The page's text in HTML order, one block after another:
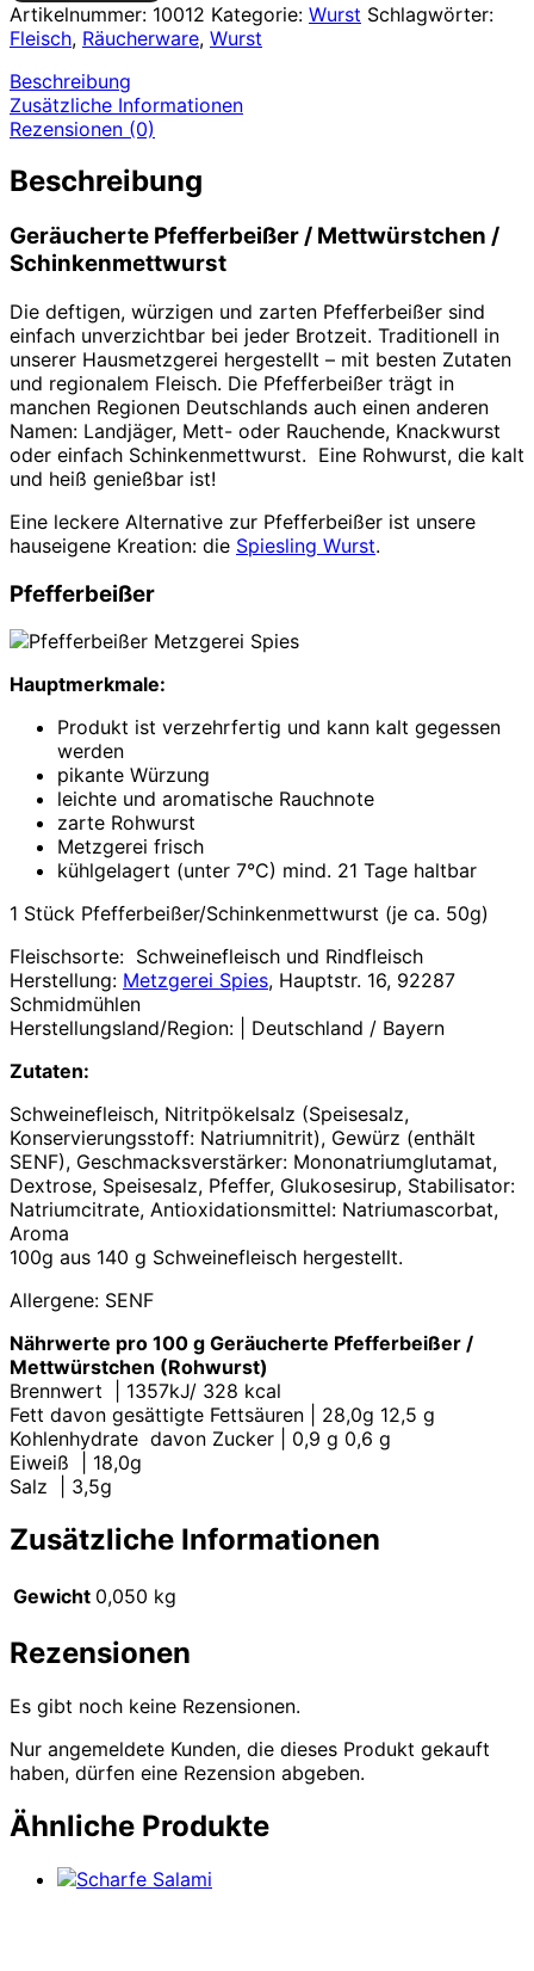
Artikelnummer: 10012 Kategorie: Wurst Schlagwörter:
Fleisch, Räucherware, Wurst
Beschreibung
Zusätzliche Informationen
Rezensionen (0)
Beschreibung
Geräucherte Pfefferbeißer / Mettwürstchen /
Schinkenmettwurst
Die deftigen, würzigen und zarten Pfefferbeißer sind
einfach unverzichtbar bei jeder Brotzeit. Traditionell in
unserer Hausmetzgerei hergestellt – mit besten Zutaten
und regionalem Fleisch. Die Pfefferbeißer trägt in
manchen Regionen Deutschlands auch einen anderen
Namen: Landjäger, Mett- oder Rauchende, Knackwurst
oder einfach Schinkenmettwurst. Eine Rohwurst, die kalt
und heiß genießbar ist!
Eine leckere Alternative zur Pfefferbeißer ist unsere
hauseigene Kreation: die Spiesling Wurst.
Pfefferbeißer
Hauptmerkmale:
Produkt ist verzehrfertig und kann kalt gegessen
werden
pikante Würzung
leichte und aromatische Rauchnote
zarte Rohwurst
Metzgerei frisch
kühlgelagert (unter 7°C) mind. 21 Tage haltbar
1 Stück Pfefferbeißer/Schinkenmettwurst (je ca. 50g)
Fleischsorte: Schweinefleisch und Rindfleisch
Herstellung: Metzgerei Spies, Hauptstr. 16, 92287
Schmidmühlen
Herstellungsland/Region: | Deutschland / Bayern
Zutaten:
Schweinefleisch, Nitritpökelsalz (Speisesalz,
Konservierungsstoff: Natriumnitrit), Gewürz (enthält
SENF), Geschmacksverstärker: Mononatriumglutamat,
Dextrose, Speisesalz, Pfeffer, Glukosesirup, Stabilisator:
Natriumcitrate, Antioxidationsmittel: Natriumascorbat,
Aroma
100g aus 140 g Schweinefleisch hergestellt.
Allergene: SENF
Nährwerte pro 100 g Geräucherte Pfefferbeißer /
Mettwürstchen (Rohwurst)
Brennwert | 1357kJ/ 328 kcal
Fett davon gesättigte Fettsäuren | 28,0g 12,5 g
Kohlenhydrate davon Zucker | 0,9 g 0,6 g
Eiweiß | 18,0g
Salz | 3,5g
Zusätzliche Informationen
Gewicht 0,050 kg
Rezensionen
Es gibt noch keine Rezensionen.
Nur angemeldete Kunden, die dieses Produkt gekauft
haben, dürfen eine Rezension abgeben.
Ähnliche Produkte